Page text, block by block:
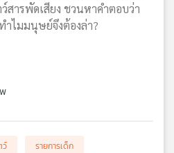
สารพัดเสียง ชวนหาคำตอบว่า
ำไมมนุษย์จึงต้องล่า?
ว์
รายการเด็ก